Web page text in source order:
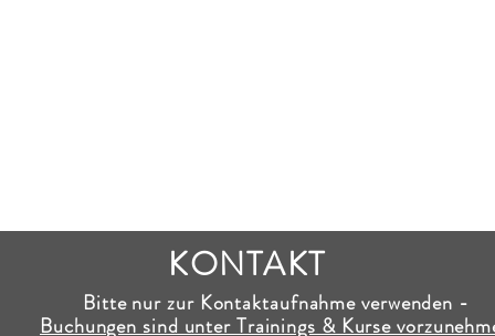
KONTAKT
Bitte nur zur Kontaktaufnahme verwenden -
Buchungen sind unter Trainings & Kurse